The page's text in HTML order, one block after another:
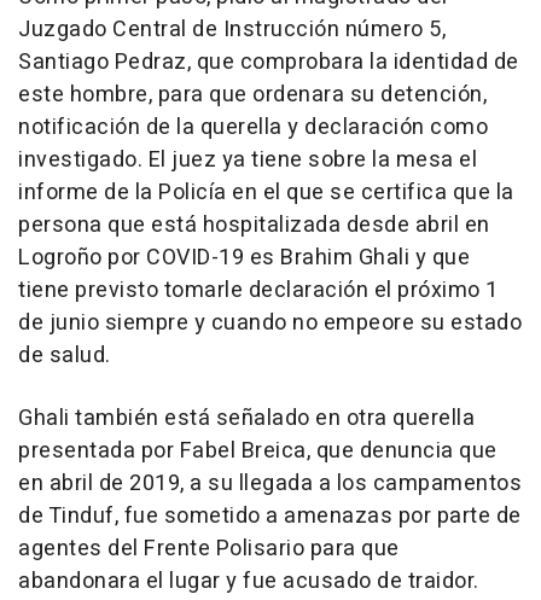
Juzgado Central de Instrucción número 5,
Santiago Pedraz, que comprobara la identidad de
este hombre, para que ordenara su detención,
notificación de la querella y declaración como
investigado. El juez ya tiene sobre la mesa el
informe de la Policía en el que se certifica que la
persona que está hospitalizada desde abril en
Logroño por COVID-19 es Brahim Ghali y que
tiene previsto tomarle declaración el próximo 1
de junio siempre y cuando no empeore su estado
de salud.
Ghali también está señalado en otra querella
presentada por Fabel Breica, que denuncia que
en abril de 2019, a su llegada a los campamentos
de Tinduf, fue sometido a amenazas por parte de
agentes del Frente Polisario para que
abandonara el lugar y fue acusado de traidor.